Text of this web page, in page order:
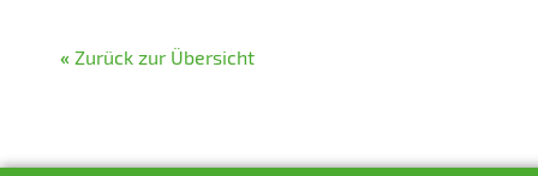
« Zurück zur Übersicht